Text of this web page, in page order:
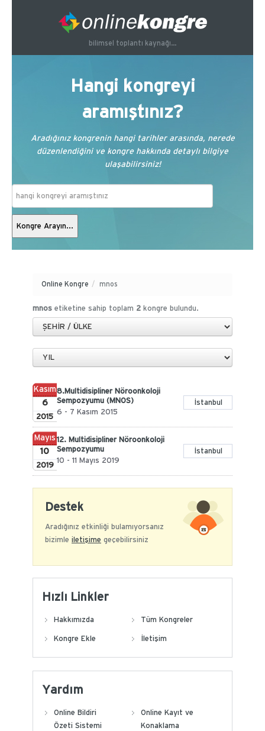
bilimsel toplantı kaynağı...
Hangi kongreyi
aramıştınız?
Aradığınız kongrenin hangi tarihler arasında, nerede
düzenlendiğini ve kongre hakkında detaylı bilgiye
ulaşabilirsiniz!
Online Kongre / mnos
mnos etiketine sahip toplam 2 kongre bulundu.
Kasım
6
2015
8.Multidisipliner Nöroonkoloji
Sempozyumu (MNOS)
6 - 7 Kasım 2015
İstanbul
Mayıs
10
2019
12. Multidisipliner Nöroonkoloji
Sempozyumu
10 - 11 Mayıs 2019
İstanbul
Destek
Aradığınız etkinliği bulamıyorsanız
bizimle iletişime geçebilirsiniz
Hızlı Linkler
Hakkımızda Tüm Kongreler
Kongre Ekle İletişim
Yardım
Online Bildiri
Özeti Sistemi
Online Kayıt ve
Konaklama